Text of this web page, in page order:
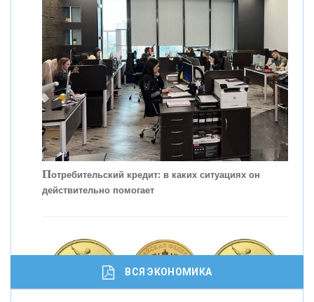
КОНТАКТЫ
Потребительский кредит: в каких ситуациях он
действительно помогает
ВСЯ ЭКОНОМИКА